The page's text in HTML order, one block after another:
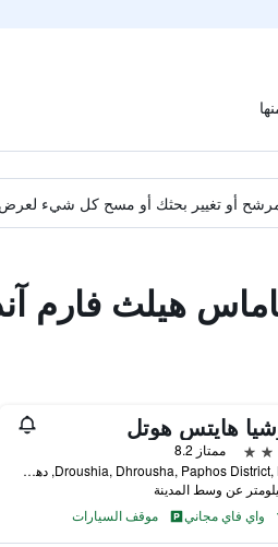
مرشح أو تغيير بحثك أو مسح كل شيء لعرض
هيلث فارم
هايتس هوتل
ممتاز 8.2
Droushia, Dhrousha, Paphos District, N/a 2, دهروشا, قبرص
واي فاي مجاني
موقف السيارات